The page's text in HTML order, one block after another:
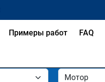
Примеры работ FAQ